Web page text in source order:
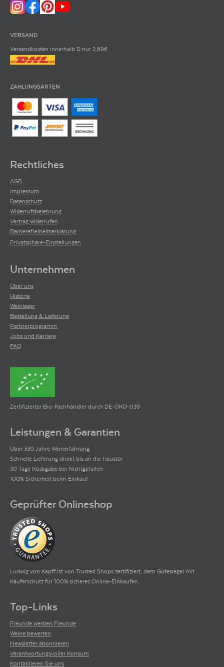
VERSAND
Versandkosten innerhalb D nur 2,89€
ZAHLUNGSARTEN
Rechtliches
AGB
Impressum
Datenschutz
Widerrufsbelehrung
Vertrag widerrufen
Barrierefreiheitserklärung
Privatsphäre-Einstellungen
Unternehmen
Über uns
Historie
Weinlager
Bestellung & Lieferung
Partnerprogramm
Jobs und Karriere
FAQ
Zertifizierter Bio-Fachhändler durch DE-ÖKO-039
Leistungen & Garantien
Über 330 Jahre Weinerfahrung
Schnelle Lieferung direkt bis an die Haustür
30 Tage Rückgabe bei Nichtgefallen
100% Sicherheit beim Einkauf
Geprüfter Onlineshop
Ludwig von Kapff ist von Trusted Shops zertifiziert, dem Gütesiegel mit
Käuferschutz für 100% sicheres Online-Einkaufen.
Top-Links
Freunde werben Freunde
Weine bewerten
Newsletter abonnieren
Verantwortungsvoller Konsum
Kontaktieren Sie uns